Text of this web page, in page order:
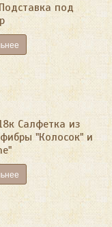
под
Салфетка из
"Колосок" и